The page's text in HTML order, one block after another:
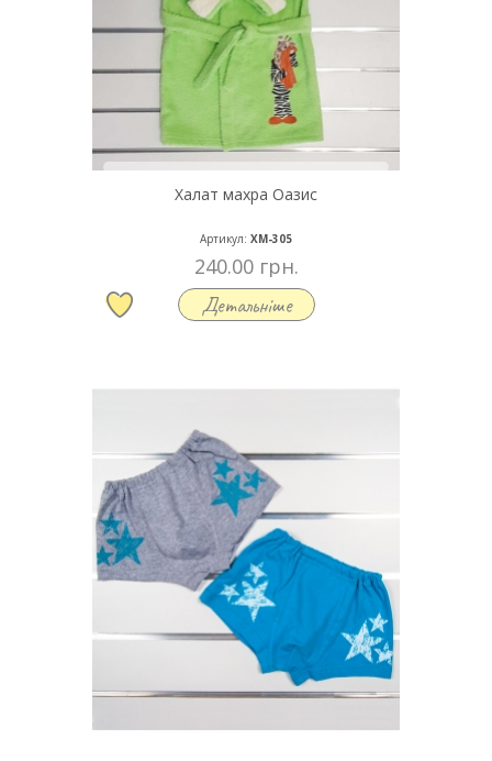
Халат махра Оазис
Артикул: ХМ-305
240.00 грн.
Детальніше